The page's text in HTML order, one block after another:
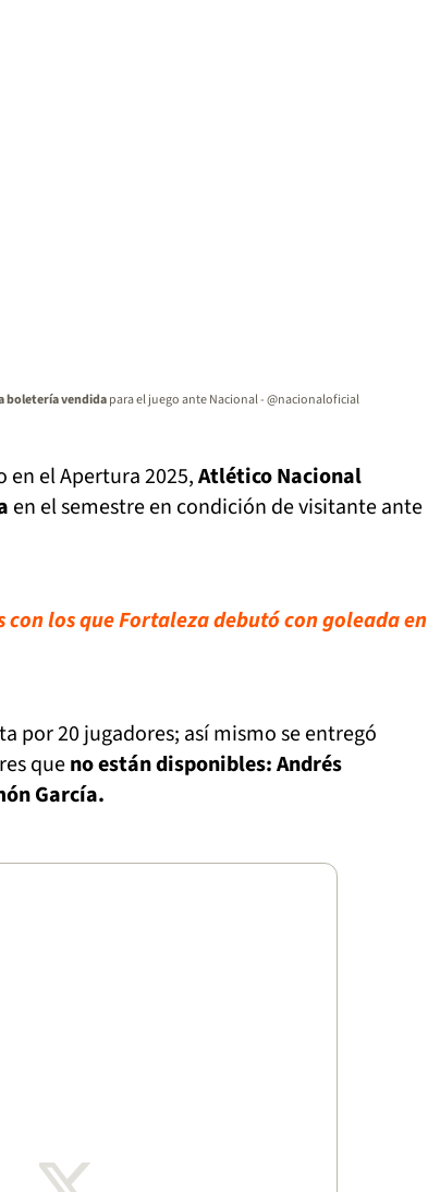
boletería vendidapara el juego ante Nacional - @nacionaloficial
en el Apertura 2025,Atlético Nacional
en el semestre en condición de visitante ante
los que Fortaleza debutó con goleada en
por 20 jugadores; así mismo se entregó
queno están disponibles: Andrés
García.